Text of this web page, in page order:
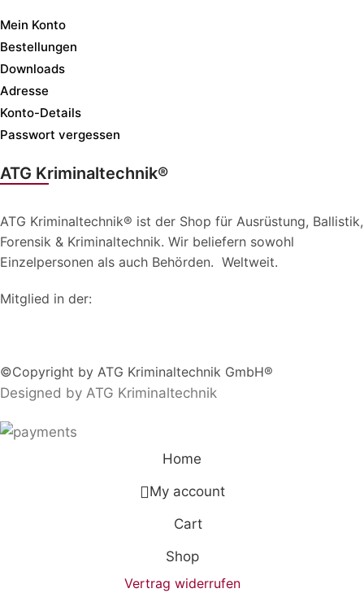
Mein Konto
Bestellungen
Downloads
Adresse
Konto-Details
Passwort vergessen
ATG Kriminaltechnik®
ATG Kriminaltechnik® ist der Shop für Ausrüstung, Ballistik,
Forensik & Kriminaltechnik. Wir beliefern sowohl
Einzelpersonen als auch Behörden. Weltweit.
Mitglied in der:
©Copyright by ATG Kriminaltechnik GmbH®
Designed by ATG Kriminaltechnik
Home
My account
Cart
Shop
Vertrag widerrufen